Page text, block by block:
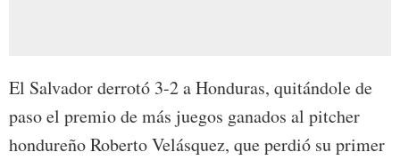
El Salvador derrotó 3-2 a Honduras, quitándole de
paso el premio de más juegos ganados al pitcher
hondureño Roberto Velásquez, que perdió su primer